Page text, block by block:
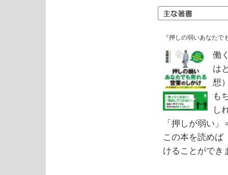
『押しの弱いあなた
働
は
想
も
し
「押しが弱い
この本を読めば
けることができ